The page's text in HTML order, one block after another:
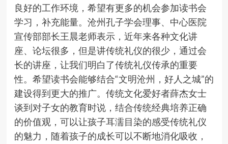
良好的工作环境，希望有更多的机会参加读书会
学习，补充能量。沧州孔子学会理事、中心医院
宣传部部长王晨老师表示，近年来各种文化讲
座、论坛很多，但是讲传统礼仪的很少，通过会
长的讲座，让我们明白了传统礼仪传承的重要
性。希望读书会能够结合“文明沧州，好人之城”的
建设得到更大的推广。传统文化爱好者薛杰女士
谈到对子女的教育时说，结合传统经典培养正确
的价值观，可以让孩子耳濡目染的感受传统礼仪
的魅力，随着孩子的成长可以不断地消化吸收，